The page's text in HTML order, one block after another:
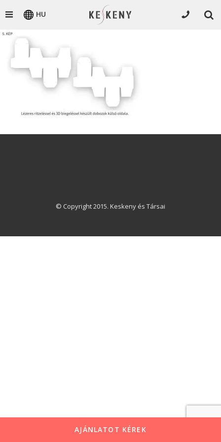
HU
© Copyright 2015. Keskeny és Társai
AJÁNLATOT KÉREK